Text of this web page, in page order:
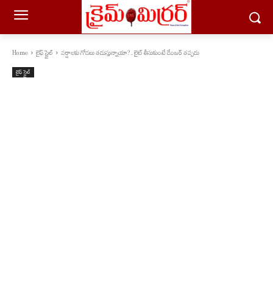
Home లైఫ్ స్టైల్ వర్షాలకు గోడలు తడుస్తున్నాయా?.. లైట్ తీసుకుంటే డేంజర్ తప్పదు
లైఫ్ స్టైల్